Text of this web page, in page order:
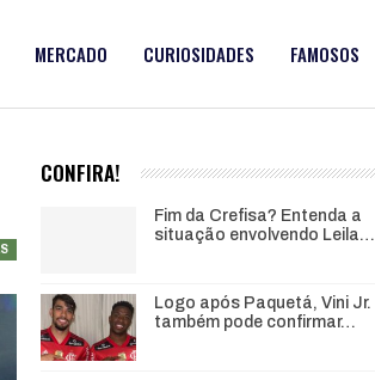
MERCADO CURIOSIDADES FAMOSOS
CONFIRA!
Fim da Crefisa? Entenda a
situação envolvendo Leila…
Logo após Paquetá, Vini Jr.
também pode confirmar…